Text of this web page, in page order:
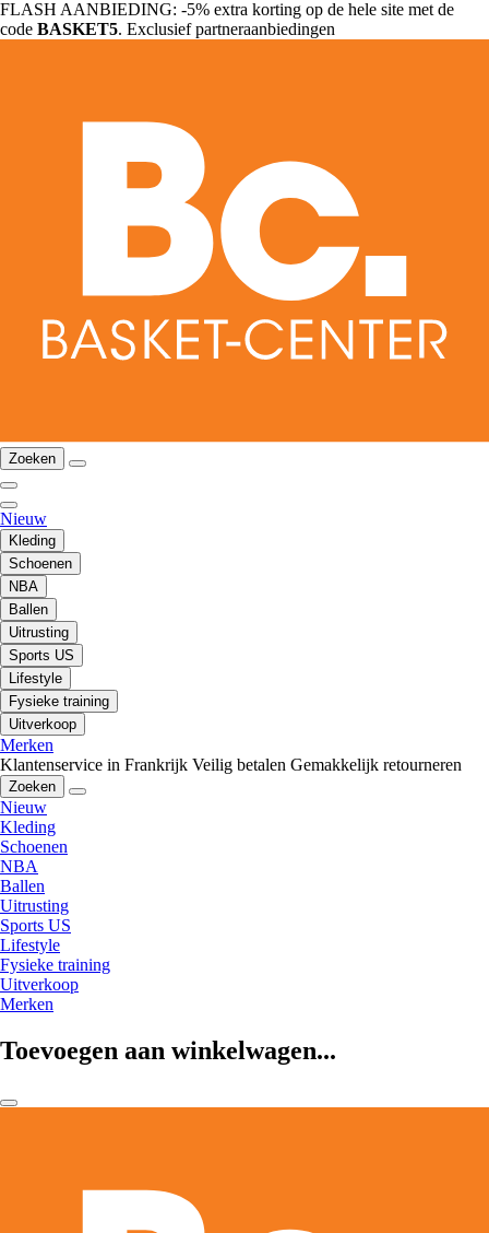
FLASH AANBIEDING: -5% extra korting op de hele site met de
code BASKET5. Exclusief partneraanbiedingen
Zoeken
Nieuw
Kleding
Schoenen
NBA
Ballen
Uitrusting
Sports US
Lifestyle
Fysieke training
Uitverkoop
Merken
Klantenservice in Frankrijk Veilig betalen Gemakkelijk retourneren
Zoeken
Nieuw
Kleding
Schoenen
NBA
Ballen
Uitrusting
Sports US
Lifestyle
Fysieke training
Uitverkoop
Merken
Toevoegen aan winkelwagen...